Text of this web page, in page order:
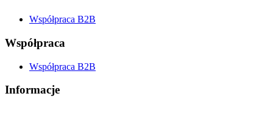
Współpraca B2B
Współpraca
Współpraca B2B
Informacje